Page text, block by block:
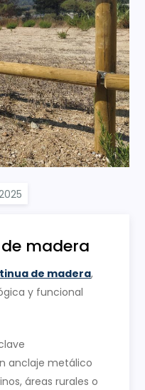
madera
de madera,
y funcional
anclaje metálico
áreas rurales o